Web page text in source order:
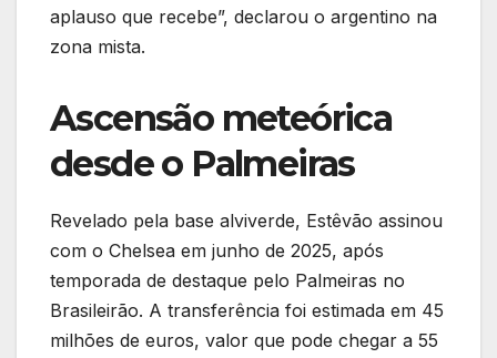
aplauso que recebe”, declarou o argentino na
zona mista.
Ascensão meteórica
desde o Palmeiras
Revelado pela base alviverde, Estêvão assinou
com o Chelsea em junho de 2025, após
temporada de destaque pelo Palmeiras no
Brasileirão. A transferência foi estimada em 45
milhões de euros, valor que pode chegar a 55